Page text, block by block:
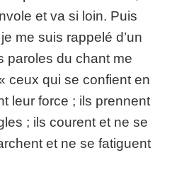
et va si loin. Puis
me suis rappelé d’un
paroles du chant me
ceux qui se confient en
leur force ; ils prennent
; ils courent et ne se
et ne se fatiguent